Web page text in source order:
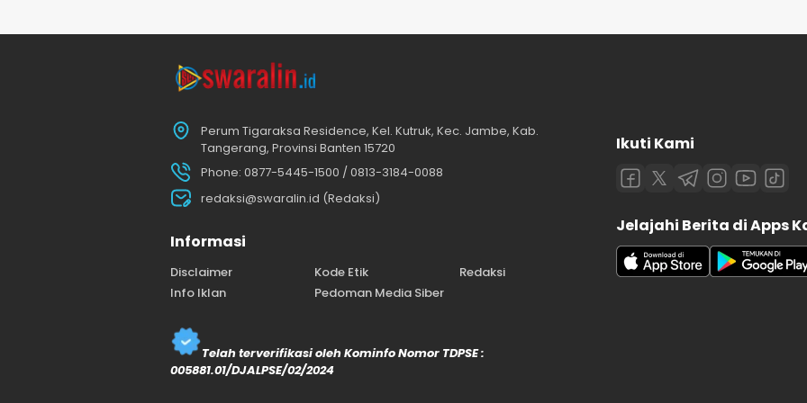
Perum Tigaraksa Residence, Kel. Kutruk, Kec. Jambe, Kab.
Tangerang, Provinsi Banten 15720
Phone: 0877-5445-1500 / 0813-3184-0088
redaksi@swaralin.id (Redaksi)
Informasi
Disclaimer Kode Etik
Redaksi
Info Iklan
Pedoman Media Siber
Telah terverifikasi oleh Kominfo Nomor TDPSE :
005881.01/DJALPSE/02/2024
Ikuti Kami
Jelajahi Berita di Apps